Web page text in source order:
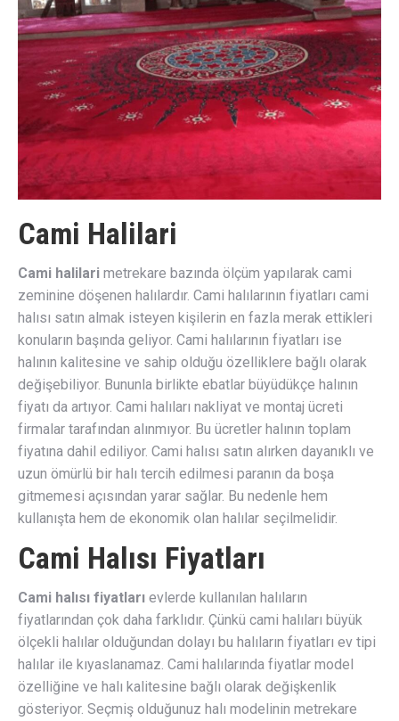
Cami Halilari
Cami halilari metrekare bazında ölçüm yapılarak cami
zeminine döşenen halılardır. Cami halılarının fiyatları cami
halısı satın almak isteyen kişilerin en fazla merak ettikleri
konuların başında geliyor. Cami halılarının fiyatları ise
halının kalitesine ve sahip olduğu özelliklere bağlı olarak
değişebiliyor. Bununla birlikte ebatlar büyüdükçe halının
fiyatı da artıyor. Cami halıları nakliyat ve montaj ücreti
firmalar tarafından alınmıyor. Bu ücretler halının toplam
fiyatına dahil ediliyor. Cami halısı satın alırken dayanıklı ve
uzun ömürlü bir halı tercih edilmesi paranın da boşa
gitmemesi açısından yarar sağlar. Bu nedenle hem
kullanışta hem de ekonomik olan halılar seçilmelidir.
Cami Halısı Fiyatları
Cami halısı fiyatları evlerde kullanılan halıların
fiyatlarından çok daha farklıdır. Çünkü cami halıları büyük
ölçekli halılar olduğundan dolayı bu halıların fiyatları ev tipi
halılar ile kıyaslanamaz. Cami halılarında fiyatlar model
özelliğine ve halı kalitesine bağlı olarak değişkenlik
gösteriyor. Seçmiş olduğunuz halı modelinin metrekare